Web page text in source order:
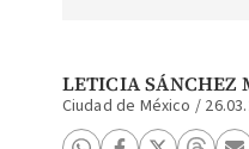
LETICIA SÁNCHEZ
Ciudad de México /